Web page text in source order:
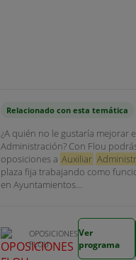
Relacionado con esta temática
¿A quién no le gustaría mejorar
Administración? Con Flou
oposiciones a Auxiliar
plaza fija trabajando como
en Ayuntamientos...
OPOSICIONES
FLOU
Ver
programa